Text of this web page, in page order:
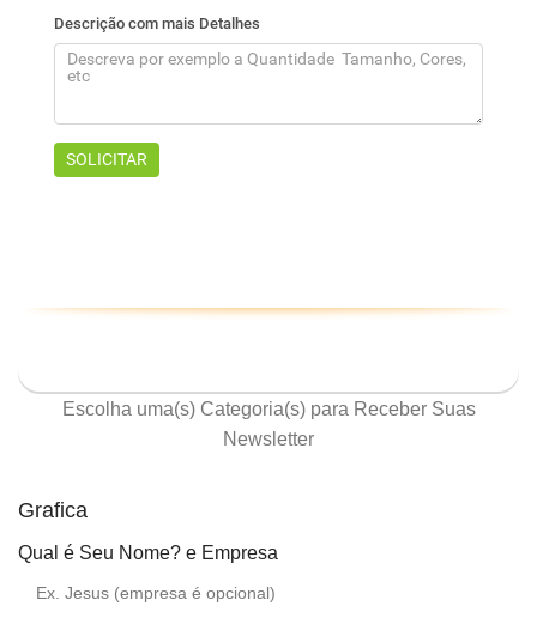
Escolha uma(s) Categoria(s) para Receber Suas
Newsletter
Grafica
Qual é Seu Nome? e Empresa